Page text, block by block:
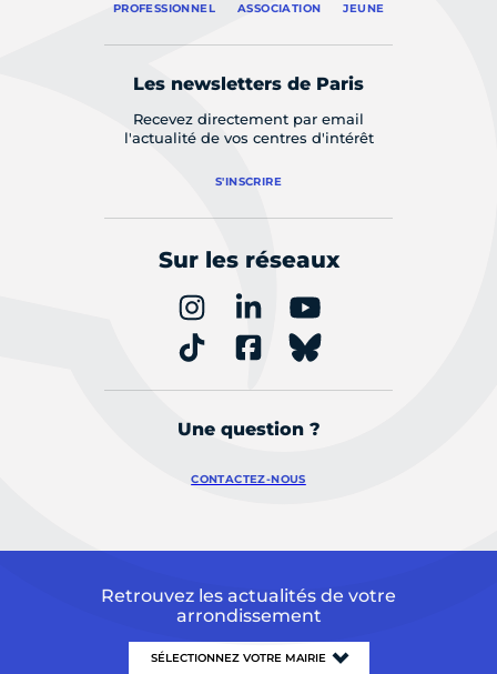
PROFESSIONNEL ASSOCIATION JEUNE
Les newsletters de Paris
Recevez directement par email
l'actualité de vos centres d'intérêt
S'INSCRIRE
Sur les réseaux
Une question ?
CONTACTEZ-NOUS
Retrouvez les actualités de votre
arrondissement